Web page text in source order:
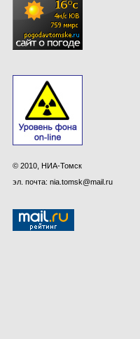
© 2010, НИА-Томск
эл. почта: nia.tomsk@mail.ru